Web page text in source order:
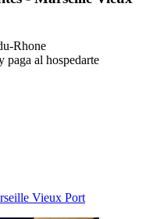
Rhone
paga al hospedarte
Vieux Port